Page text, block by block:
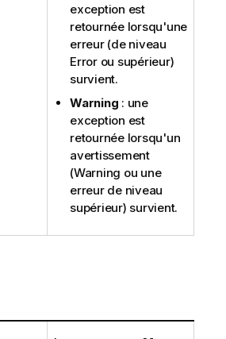
exception est
retournée lorsqu'une
erreur (de niveau
Error ou supérieur)
survient.
Warning : une
exception est
retournée lorsqu'un
avertissement
(Warning ou une
erreur de niveau
supérieur) survient.